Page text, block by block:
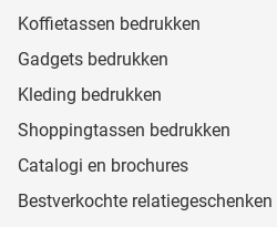
Koffietassen bedrukken
Gadgets bedrukken
Kleding bedrukken
Shoppingtassen bedrukken
Catalogi en brochures
Bestverkochte relatiegeschenken